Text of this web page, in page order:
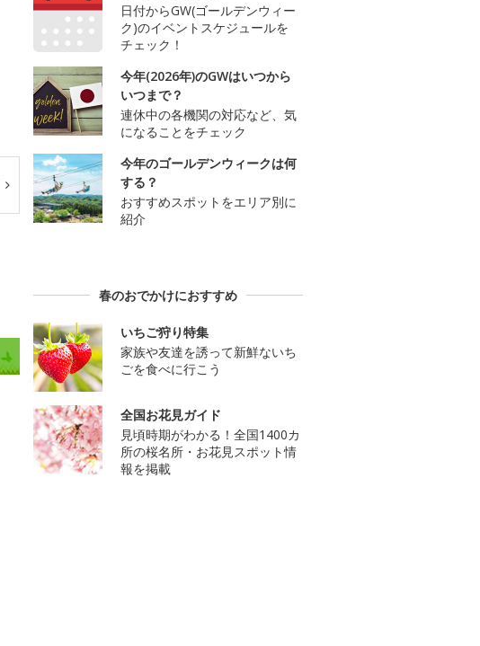
日付からGW(ゴールデンウィー
ク)のイベントスケジュールを
チェック！
今年(2026年)のGWはいつから
いつまで？
連休中の各機関の対応など、気
になることをチェック
今年のゴールデンウィークは何
する？
おすすめスポットをエリア別に
紹介
春のおでかけにおすすめ
いちご狩り特集
家族や友達を誘って新鮮ないち
ごを食べに行こう
全国お花見ガイド
見頃時期がわかる！全国1400カ
所の桜名所・お花見スポット情
報を掲載